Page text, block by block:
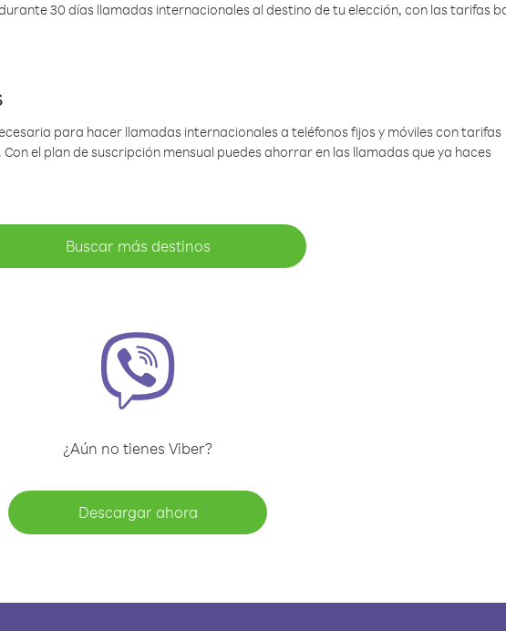
30 días llamadas internacionales al destino de tu elección, con las tarifas
para hacer llamadas internacionales a teléfonos fijos y móviles con tarifas
el plan de suscripción mensual puedes ahorrar en las llamadas que ya haces
Buscar más destinos
¿Aún no tienes Viber?
Descargar ahora